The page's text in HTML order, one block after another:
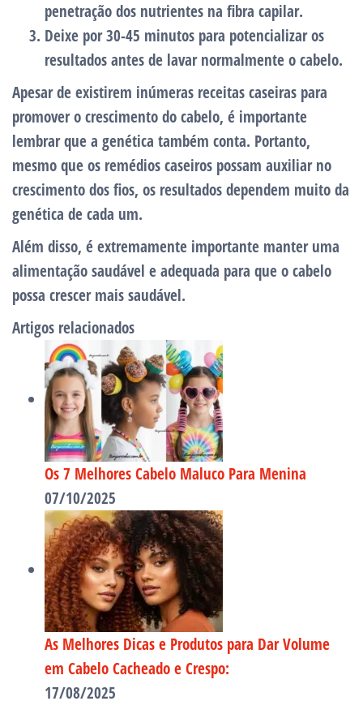
penetração dos nutrientes na fibra capilar.
Deixe por 30-45 minutos para potencializar os
resultados antes de lavar normalmente o cabelo.
Apesar de existirem inúmeras receitas caseiras para
promover o crescimento do cabelo, é importante
lembrar que a genética também conta. Portanto,
mesmo que os remédios caseiros possam auxiliar no
crescimento dos fios, os resultados dependem muito da
genética de cada um.
Além disso, é extremamente importante manter uma
alimentação saudável e adequada para que o cabelo
possa crescer mais saudável.
Artigos relacionados
Os 7 Melhores Cabelo Maluco Para Menina
07/10/2025
As Melhores Dicas e Produtos para Dar Volume
em Cabelo Cacheado e Crespo:
17/08/2025